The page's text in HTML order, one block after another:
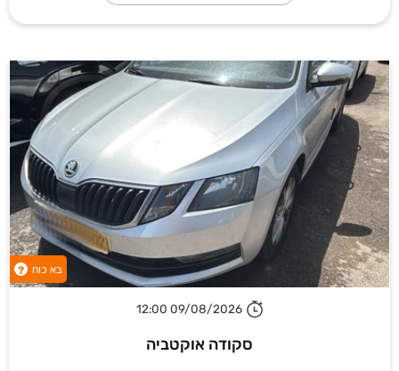
בא כוח ?
09/08/2026 12:00
סקודה אוקטביה